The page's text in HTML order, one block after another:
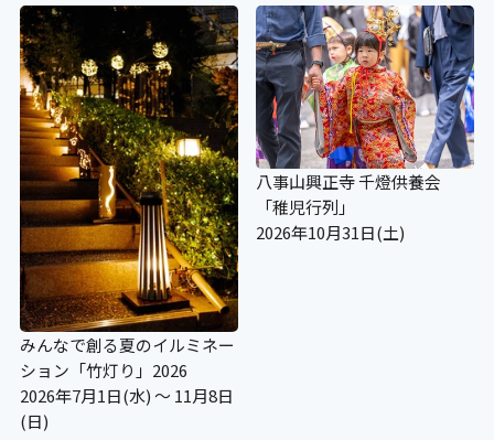
みんなで創る夏のイルミネー
ション「竹灯り」2026
2026年7月1日(水) ～ 11月8日
(日)
八事山興正寺 千燈供養会
「稚児行列」
2026年10月31日(土)